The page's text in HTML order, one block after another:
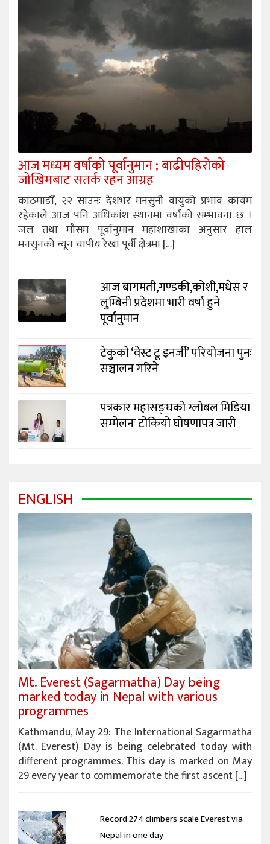
आज मध्यम वर्षाको पूर्वानुमान ; बाढीपहिरोको
जोखिमबाट सतर्क रहन आग्रह
काठमाडौँ, २२ साउनः देशभर मनसुनी वायुको प्रभाव कायम
रहेकाले आज पनि अधिकांश स्थानमा वर्षाको सम्भावना छ ।
जल तथा मौसम पूर्वानुमान महाशाखाका अनुसार हाल
मनसुनको न्यून चापीय रेखा पूर्वी क्षेत्रमा […]
आज बागमती,गण्डकी,कोशी,मधेस र
लुम्बिनी प्रदेशमा भारी वर्षा हुने
पूर्वानुमान
टेकुको ‘वेस्ट टू इनर्जी’ परियोजना पुनः
सञ्चालन गरिने
पत्रकार महासङ्घको ग्लोबल मिडिया
सम्मेलनः टोकियो घोषणापत्र जारी
ENGLISH
Mt. Everest (Sagarmatha) Day being
marked today in Nepal with various
programmes
Kathmandu, May 29: The International Sagarmatha
(Mt. Everest) Day is being celebrated today with
different programmes. This day is marked on May
29 every year to commemorate the first ascent […]
Record 274 climbers scale Everest via
Nepal in one day